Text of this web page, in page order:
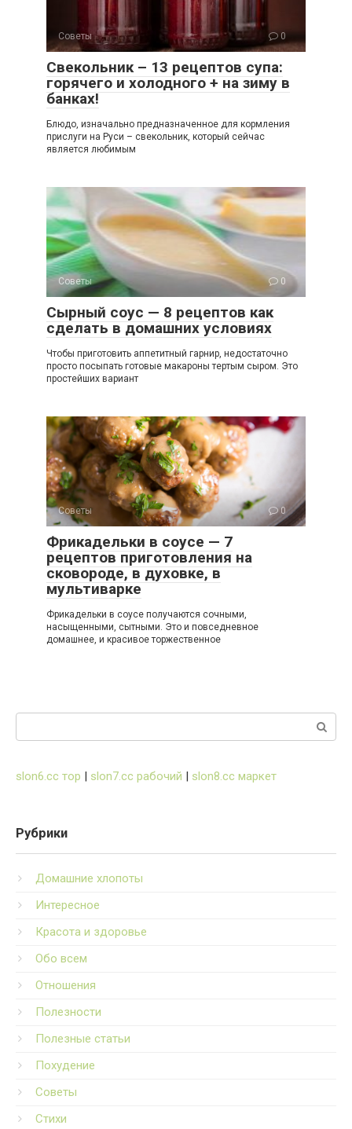
Советы 0
Свекольник – 13 рецептов супа:
горячего и холодного + на зиму в
банках!
Блюдо, изначально предназначенное для кормления
прислуги на Руси – свекольник, который сейчас
является любимым
Советы 0
Сырный соус — 8 рецептов как
сделать в домашних условиях
Чтобы приготовить аппетитный гарнир, недостаточно
просто посыпать готовые макароны тертым сыром. Это
простейших вариант
Советы 0
Фрикадельки в соусе — 7
рецептов приготовления на
сковороде, в духовке, в
мультиварке
Фрикадельки в соусе получаются сочными,
насыщенными, сытными. Это и повседневное
домашнее, и красивое торжественное
Поиск:
slon6.cc тор | slon7.cc рабочий | slon8.cc маркет
Рубрики
Домашние хлопоты
Интересное
Красота и здоровье
Обо всем
Отношения
Полезности
Полезные статьи
Похудение
Советы
Стихи